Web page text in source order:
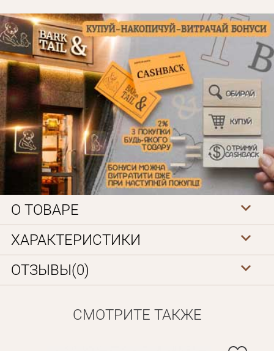
О ТОВАРЕ
ХАРАКТЕРИСТИКИ
ОТЗЫВЫ(0)
СМОТРИТЕ ТАКЖЕ
Личные данные